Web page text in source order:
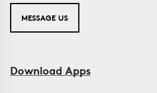
MESSAGE US
Download Apps